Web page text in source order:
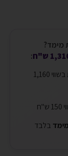
מימד?
ש"ח :
לסדנת תלת מימד פרונטלית בשווי 1,160
בלבד